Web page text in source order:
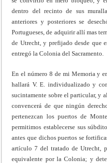
dentro del recinto de sus
anteriores y posteriores se
Portugueses, de adquirir allí mas
de Utrecht, y prefijado desde que
entregó la Colonia del Sacramento.
En el número 8 de mi Memoria y
hallará V. E. individualizado y
sucintamente sobre el particular, y
convencerá de que ningún
pertenezcan los puertos de
permitimos establecerse sus
antes que dichos puertos se
artículo 7 del tratado de Utrecht,
equivalente por la Colonia; y